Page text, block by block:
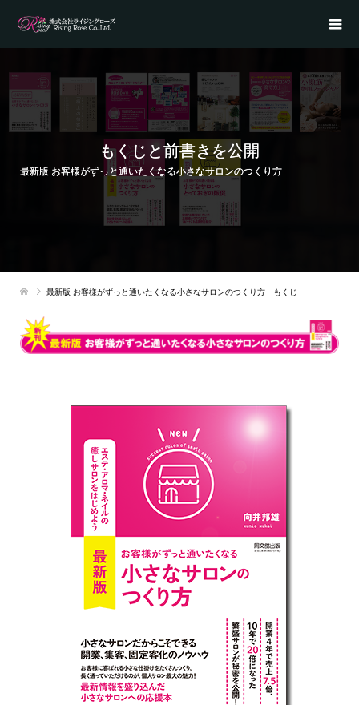
もくじと前書きを公開
最新版 お客様がずっと通いたくなる小さなサロンのつくり方
最新版 お客様がずっと通いたくなる小さなサロンのつくり方 もくじ